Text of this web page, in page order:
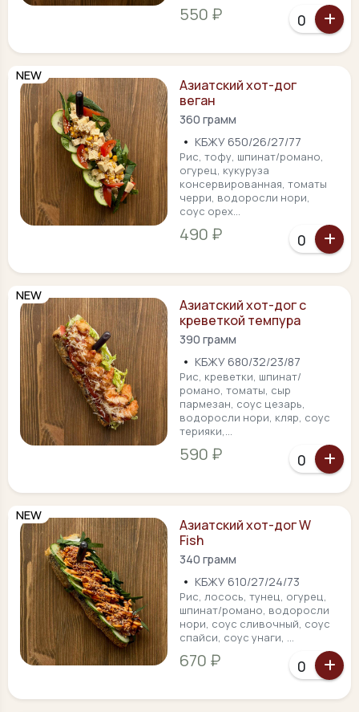
550 ₽
NEW
Азиатский хот-дог
веган
360 грамм
• КБЖУ 650/26/27/77
Рис, тофу, шпинат/романо,
огурец, кукуруза
консервированная, томаты
черри, водоросли нори,
соус орех...
490 ₽
NEW
Азиатский хот-дог с
креветкой темпура
390 грамм
• КБЖУ 680/32/23/87
Рис, креветки, шпинат/
романо, томаты, сыр
пармезан, соус цезарь,
водоросли нори, кляр, соус
терияки,...
590 ₽
NEW
Азиатский хот-дог W
Fish
340 грамм
• КБЖУ 610/27/24/73
Рис, лосось, тунец, огурец,
шпинат/романо, водоросли
нори, соус сливочный, соус
спайси, соус унаги, ...
670 ₽